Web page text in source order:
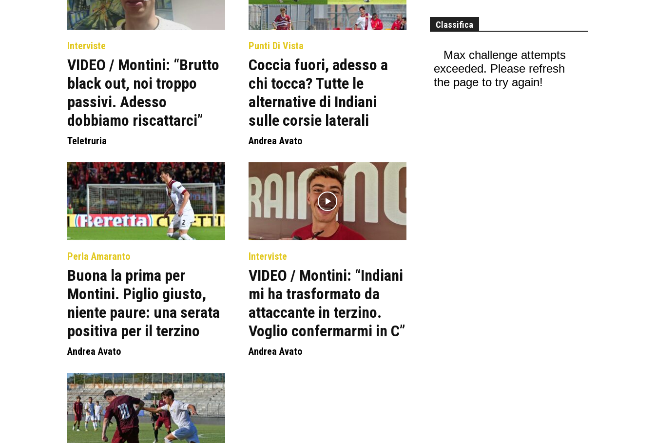
Interviste
VIDEO / Montini: “Brutto
black out, noi troppo
passivi. Adesso
dobbiamo riscattarci”
Teletruria
Punti Di Vista
Coccia fuori, adesso a
chi tocca? Tutte le
alternative di Indiani
sulle corsie laterali
Andrea Avato
Perla Amaranto
Buona la prima per
Montini. Piglio giusto,
niente paure: una serata
positiva per il terzino
Andrea Avato
Interviste
VIDEO / Montini: “Indiani
mi ha trasformato da
attaccante in terzino.
Voglio confermarmi in C”
Andrea Avato
Classifica